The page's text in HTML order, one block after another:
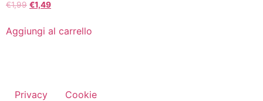
€1,99 €1,49
Aggiungi al carrello
Privacy Cookie